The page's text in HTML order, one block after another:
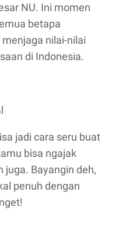
NU. Ini momen
betapa
nilai-nilai
di Indonesia.
jadi cara seru buat
bisa ngajak
Bayangin deh,
penuh dengan